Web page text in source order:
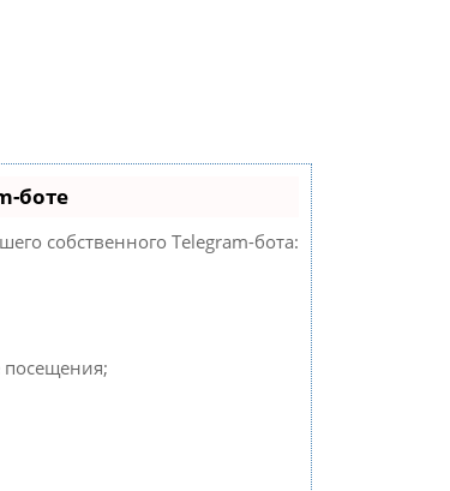
боте
собственного Telegram-бота: